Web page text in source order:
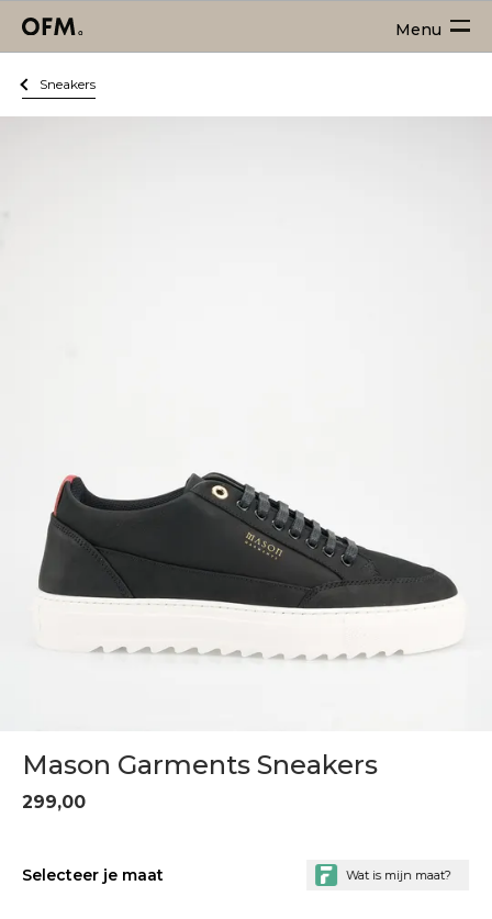
Menu
Sneakers
Mason Garments Sneakers
299,00
Selecteer je maat